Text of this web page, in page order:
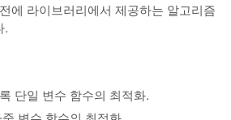
에 라이브러리에서 제공하는 알고리즘
.
단일 변수 함수의 최적화.